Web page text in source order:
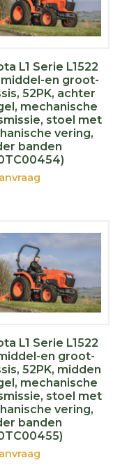
L1 Serie L1522
middel-en groot-
52PK, achter
mechanische
stoel met
vering,
banden
L1 Serie L1522
en groot-
52PK, midden
mechanische
stoel met
vering,
banden